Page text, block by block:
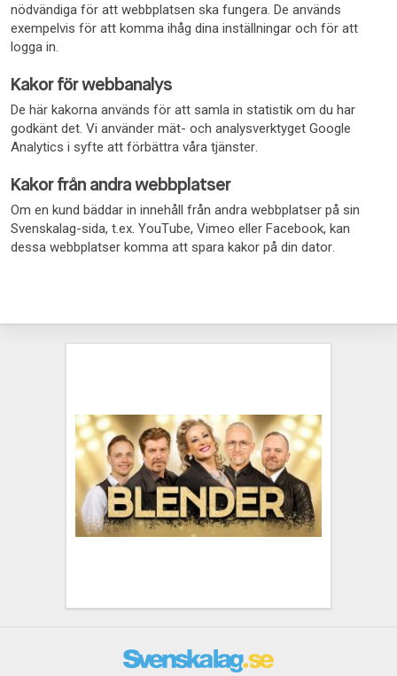
nödvändiga för att webbplatsen ska fungera. De används
exempelvis för att komma ihåg dina inställningar och för att
logga in.
Kakor för webbanalys
De här kakorna används för att samla in statistik om du har
godkänt det. Vi använder mät- och analysverktyget Google
Analytics i syfte att förbättra våra tjänster.
Kakor från andra webbplatser
Om en kund bäddar in innehåll från andra webbplatser på sin
Svenskalag-sida, t.ex. YouTube, Vimeo eller Facebook, kan
dessa webbplatser komma att spara kakor på din dator.